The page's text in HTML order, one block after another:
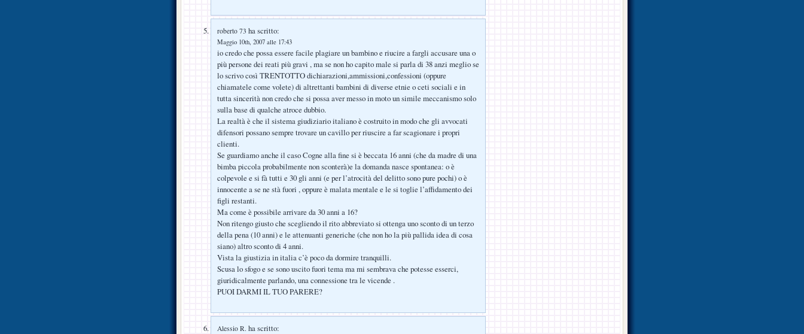
roberto 73 ha scritto:
Maggio 10th, 2007 alle 17:43
io credo che possa essere facile plagiare un bambino e riucire a fargli accusare una o
più persone dei reati più gravi , ma se non ho capito male si parla di 38 anzi meglio se
lo scrivo così TRENTOTTO dichiarazioni,ammissioni,confessioni (oppure
chiamatele come volete) di altrettanti bambini di diverse etnie o ceti sociali e in
tutta sincerità non credo che si possa aver messo in moto un simile meccanismo solo
sulla base di qualche atroce dubbio.
La realtà è che il sistema giudiziario italiano è costruito in modo che gli avvocati
difensori possano sempre trovare un cavillo per riuscire a far scagionare i propri
clienti.
Se guardiamo anche il caso Cogne alla fine si è beccata 16 anni (che da madre di una
bimba piccola probabilmente non sconterà)e la domanda nasce spontanea: o è
colpevole e si fà tutti e 30 gli anni (e per l’atrocità del delitto sono pure pochi) o è
innocente a se ne stà fuori , oppure è malata mentale e le si toglie l’affidamento dei
figli restanti.
Ma come è possibile arrivare da 30 anni a 16?
Non ritengo giusto che scegliendo il rito abbreviato si ottenga uno sconto di un terzo
della pena (10 anni) e le attenuanti generiche (che non ho la più pallida idea di cosa
siano) altro sconto di 4 anni.
Vista la giustizia in italia c’è poco da dormire tranquilli.
Scusa lo sfogo e se sono uscito fuori tema ma mi sembrava che potesse esserci,
giuridicalmente parlando, una connessione tra le vicende .
PUOI DARMI IL TUO PARERE?
Alessio R. ha scritto: